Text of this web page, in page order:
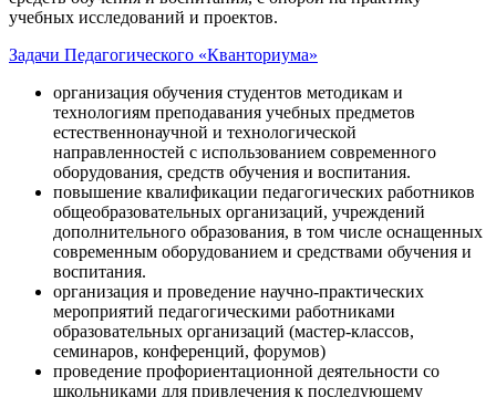
учебных исследований и проектов.
Задачи Педагогического «Кванториума»
организация обучения студентов методикам и
технологиям преподавания учебных предметов
естественнонаучной и технологической
направленностей с использованием современного
оборудования, средств обучения и воспитания.
повышение квалификации педагогических работников
общеобразовательных организаций, учреждений
дополнительного образования, в том числе оснащенных
современным оборудованием и средствами обучения и
воспитания.
организация и проведение научно-практических
мероприятий педагогическими работниками
образовательных организаций (мастер-классов,
семинаров, конференций, форумов)
проведение профориентационной деятельности со
школьниками для привлечения к последующему